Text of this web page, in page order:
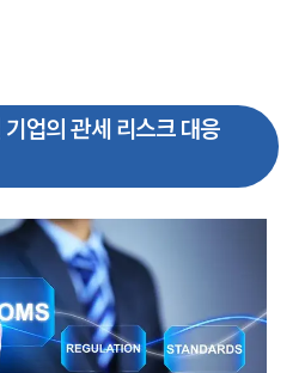
룹소개
시는 길
파트너 로펌
의 소리
합검색
AI대륜
업의 관세 리스크 대응